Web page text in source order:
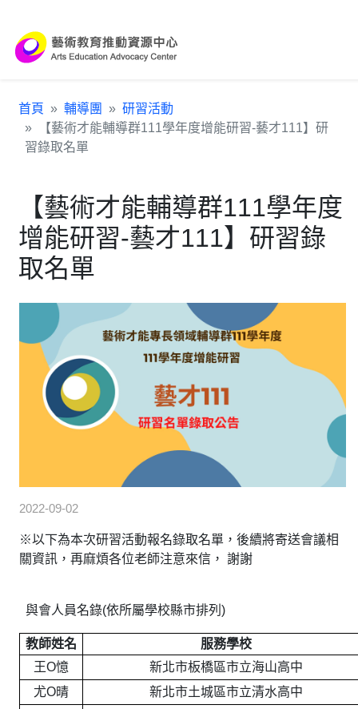
首頁 輔導團
研習活動
【藝術才能輔導群111學年度增能研習-藝才111】研
習錄取名單
【藝術才能輔導群111學年度
增能研習-藝才111】研習錄
取名單
2022-09-02
※以下為本次研習活動報名錄取名單，後續將寄送會議相
關資訊，再麻煩各位老師注意來信， 謝謝
與會人員名錄(依所屬學校縣市排列)
教師姓名
服務學校
王O憶
新北市板橋區市立海山高中
尤O晴
新北市土城區市立清水高中